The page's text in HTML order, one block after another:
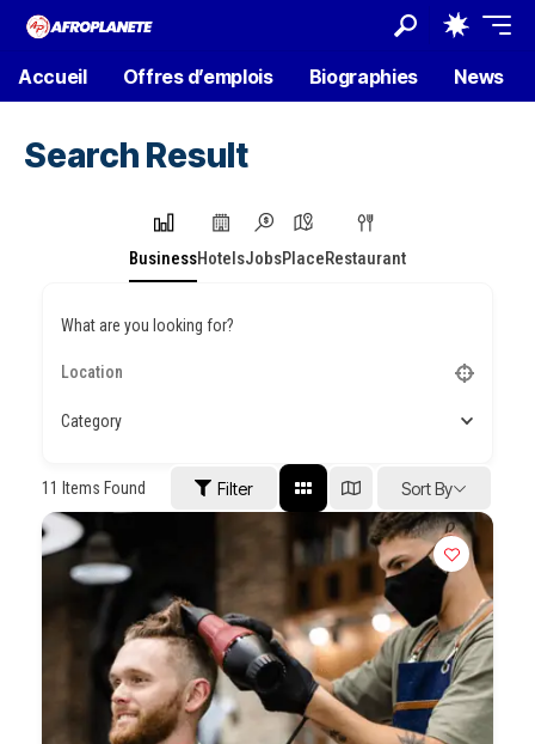
Accueil Offres d’emplois Biographies News
Search Result
BusinessHotelsJobsPlaceRestaurant
What are you looking for?
Category
11 Items Found Filter Sort By